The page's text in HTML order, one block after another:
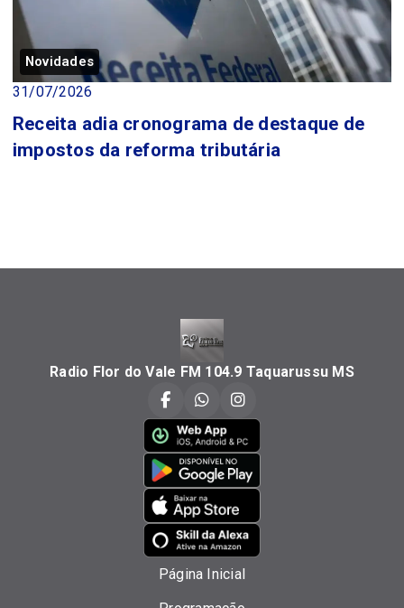
Novidades
31/07/2026
Receita adia cronograma de destaque de
impostos da reforma tributária
Radio Flor do Vale FM 104.9 Taquarussu MS
Página Inicial